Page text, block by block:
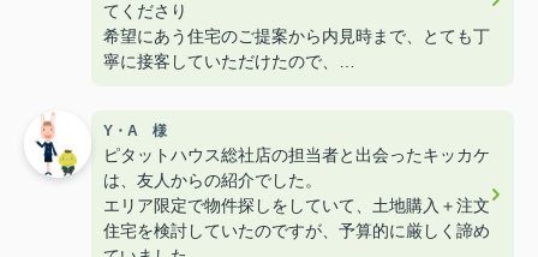
てくださり
希望にあう住宅のご提案から内見時まで、とても丁
寧に接客していただけたので、
Y・A 様
ピタットハウス総社店の担当者と出会ったキッカケ
は、友人からの紹介でした。
エリア限定で物件探しをしていて、土地購入＋注文
住宅を検討していたのですが、予算的に厳しく諦め